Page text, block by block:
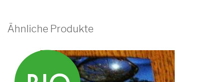
Ähnliche Produkte